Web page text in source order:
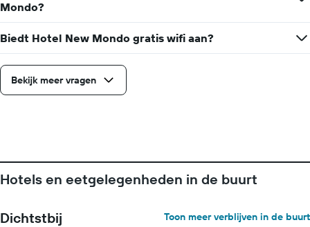
Mondo?
Biedt Hotel New Mondo gratis wifi aan?
Bekijk meer vragen
Hotels en eetgelegenheden in de buurt
Dichtstbij Toon meer verblijven in de buurt